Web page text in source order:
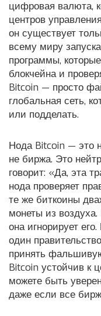
цифровая валюта,
центров управления
он существует
всему миру
программы,
блокчейна и
Bitcoin — просто
глобальная сеть,
или подделать.
Нода Bitcoin — это
не биржа. Это
говорит: «Да, эта
нода проверяет
те же биткоины
монеты из
она игнорирует
один
принять
Bitcoin устойчив к
можете быть
даже если все